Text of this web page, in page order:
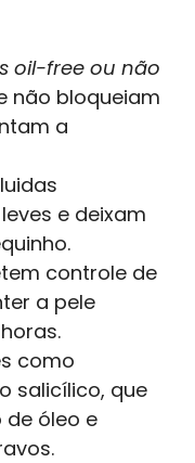
oil-free ou não
não bloqueiam
a
e deixam
controle de
a pele
como
salicílico, que
óleo e